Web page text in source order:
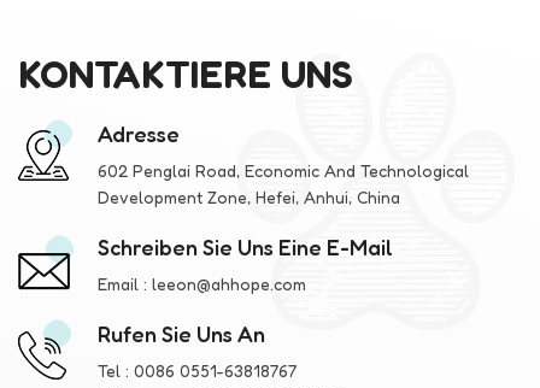
KONTAKTIERE UNS
Adresse
602 Penglai Road, Economic And Technological
Development Zone, Hefei, Anhui, China
Schreiben Sie Uns Eine E-Mail
Email : leeon@ahhope.com
Rufen Sie Uns An
Tel : 0086 0551-63818767